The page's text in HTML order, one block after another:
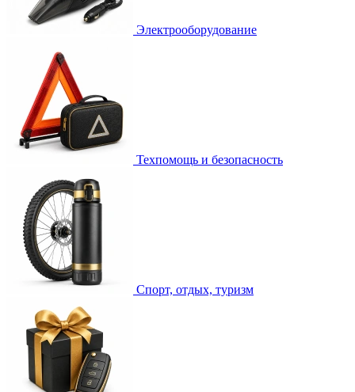
Электрооборудование
Техпомощь и безопасность
Спорт, отдых, туризм